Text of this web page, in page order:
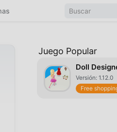
Juego Popular
Doll
Versión: 1.12.0
Free